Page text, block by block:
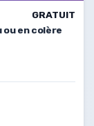
GRATUIT
en colère